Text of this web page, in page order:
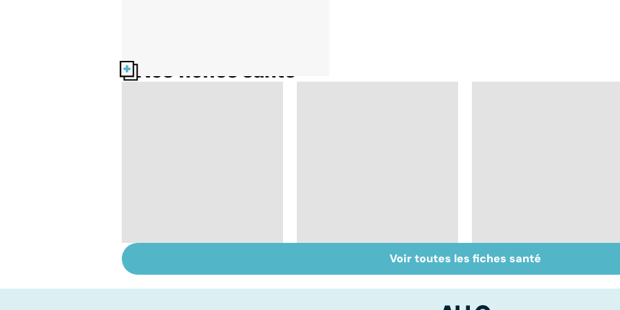
Nos fiches santé
bouleversement
Placenta : un organe
éphémère
Dérèglement
hormonal : et si
Voir toutes les fiches santé